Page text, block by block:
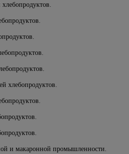
хлебопродуктов.
и макаронной промышленности.